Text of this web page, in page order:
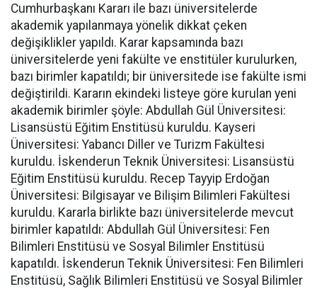
Cumhurbaşkanı Kararı ile bazı üniversitelerde
akademik yapılanmaya yönelik dikkat çeken
değişiklikler yapıldı. Karar kapsamında bazı
üniversitelerde yeni fakülte ve enstitüler kurulurken,
bazı birimler kapatıldı; bir üniversitede ise fakülte ismi
değiştirildi. Kararın ekindeki listeye göre kurulan yeni
akademik birimler şöyle: Abdullah Gül Üniversitesi:
Lisansüstü Eğitim Enstitüsü kuruldu. Kayseri
Üniversitesi: Yabancı Diller ve Turizm Fakültesi
kuruldu. İskenderun Teknik Üniversitesi: Lisansüstü
Eğitim Enstitüsü kuruldu. Recep Tayyip Erdoğan
Üniversitesi: Bilgisayar ve Bilişim Bilimleri Fakültesi
kuruldu. Kararla birlikte bazı üniversitelerde mevcut
birimler kapatıldı: Abdullah Gül Üniversitesi: Fen
Bilimleri Enstitüsü ve Sosyal Bilimler Enstitüsü
kapatıldı. İskenderun Teknik Üniversitesi: Fen Bilimleri
Enstitüsü, Sağlık Bilimleri Enstitüsü ve Sosyal Bilimler